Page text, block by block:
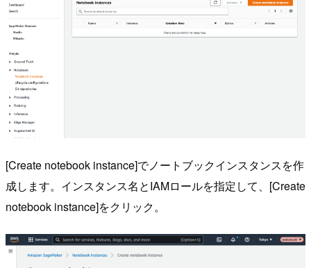
[Create notebook instance]でノートブックインスタンスを作
成します。インスタンス名とIAMロールを指定して、[Create
notebook instance]をクリック。